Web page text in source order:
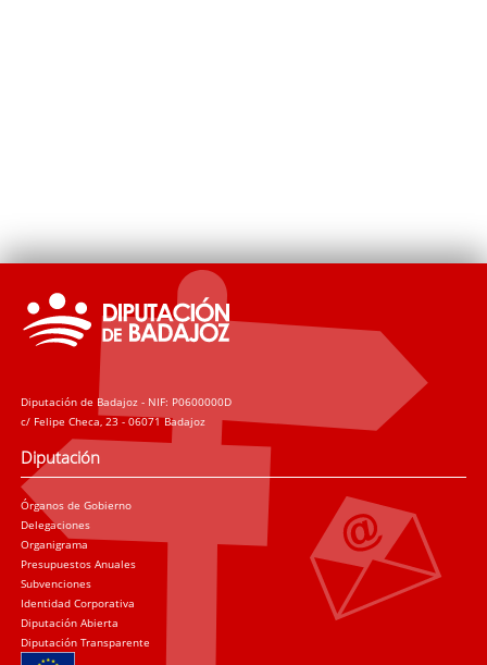
Diputación de Badajoz - NIF: P0600000D
c/ Felipe Checa, 23 - 06071 Badajoz
Diputación
Órganos de Gobierno
Delegaciones
Organigrama
Presupuestos Anuales
Subvenciones
Identidad Corporativa
Diputación Abierta
Diputación Transparente